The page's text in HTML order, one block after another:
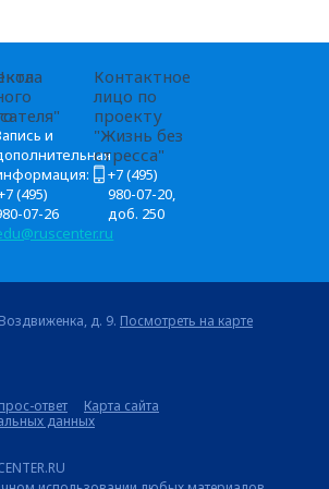
и
(495)
07-26
Контактное
лицо по
проекту
"Жизнь без
стресса"
+7 (495)
980-07-20,
доб. 250
д. 9. Посмотреть на карте
ответ
Карта сайта
данных